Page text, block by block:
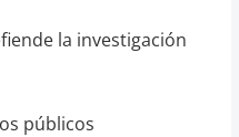
la investigación
públicos